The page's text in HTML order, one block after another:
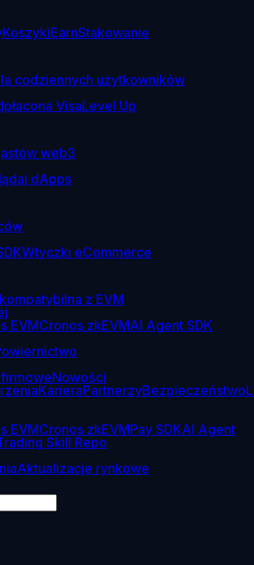
KoszykiEarnStakowanie
codziennych użytkowników
VisaLevel Up
web3
dApps
Wtyczki eCommerce
z EVM
EVMCronos zkEVMAI Agent SDK
Nowości
KarieraPartnerzyBezpieczeństwo
EVMCronos zkEVMPay SDKAI Agent
Skill Repo
Aktualizacje rynkowe